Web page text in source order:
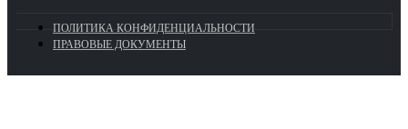
ПОЛИТИКА КОНФИДЕНЦИАЛЬНОСТИ
ПРАВОВЫЕ ДОКУМЕНТЫ